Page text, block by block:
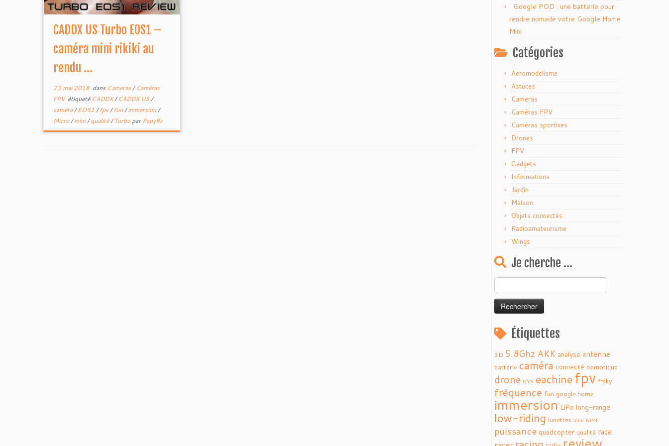
CADDX US Turbo EOS1 –
caméra mini rikiki au
rendu ...
23 mai 2018 dans Cameras/Caméras
FPV étiqueté CADDX/CADDX US/
caméra/EOS1/fpv/fun/immersion/
Micro/mini/qualité/Turbo parPapyRc
Google POD : une batterie pour
rendre nomade votre Google Home
Mini.
Catégories
Aeromodelisme
Astuces
Cameras
Caméras FPV
Caméras sportives
Drones
FPV
Gadgets
Informations
Jardin
Maison
Objets connectés
Radioamateurisme
Wings
Je cherche …
Étiquettes
3D 5.8Ghz AKK analyse antenne
batterie caméra connecté domotique
drone DYS eachine fpv frsky
fréquence fun google home
immersion LiPo long-range
low-riding lunettes mini NiMh
puissance quadcopter qualité race